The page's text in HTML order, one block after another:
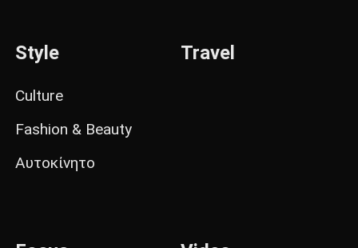
Style
Culture
Fashion & Beauty
Αυτοκίνητο
Travel